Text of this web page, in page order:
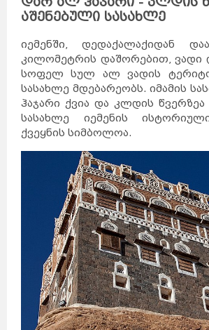
აშენებული სასახლე
იემენში, დედაქალაქიდან
კილომეტრის დაშორებით, ვადი
სოფელ სულ ალ ვადის
სასახლე მდებარეობს. იმამის
ჰაჯარი ქვია და კლდის წვერზეა
სასახლე იემენის
ქვეყნის სიმბოლოა.